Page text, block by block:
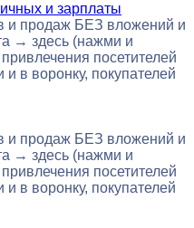
и зарплаты
и продаж БЕЗ вложений и
→ здесь (нажми и
посетителей
и в воронку, покупателей
и продаж БЕЗ вложений и
→ здесь (нажми и
посетителей
и в воронку, покупателей